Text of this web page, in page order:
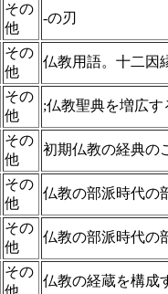
その
他
-の刃
その
他
仏教用語。十二因
その
他
;仏教聖典を増広す
その
他
初期仏教の経典の
その
他
仏教の部派時代の
その
他
仏教の部派時代の
その
他
仏教の経蔵を構成